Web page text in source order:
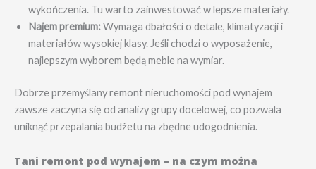
wykończenia. Tu warto zainwestować w lepsze materiały.
Najem premium:Wymaga dbałości o detale, klimatyzacji i
materiałów wysokiej klasy. Jeśli chodzi o wyposażenie,
najlepszym wyborem będą meble na wymiar.
Dobrze przemyślany remont nieruchomości pod wynajem
zawsze zaczyna się od analizy grupy docelowej, co pozwala
uniknąć przepalania budżetu na zbędne udogodnienia.
Tani remont pod wynajem – na czym można